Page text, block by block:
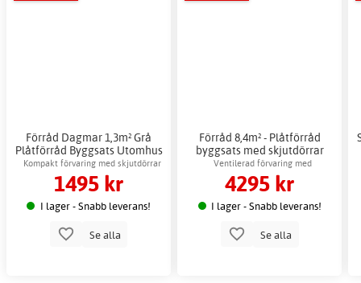
Förråd Dagmar 1,3m² Grå
Plåtförråd Byggsats Utomhus
Kompakt förvaring med skjutdörrar
1495 kr
I lager - Snabb leverans!
Se alla
Förråd 8,4m² - Plåtförråd
byggsats med skjutdörrar
Ventilerad förvaring med
metallfundament
4295 kr
I lager - Snabb leverans!
Se alla